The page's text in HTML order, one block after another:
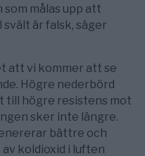
målas upp att
är falsk, säger
att vi kommer att se
Högre nederbörd
till högre resistens mot
sker inte längre.
bättre och
koldioxid i luften